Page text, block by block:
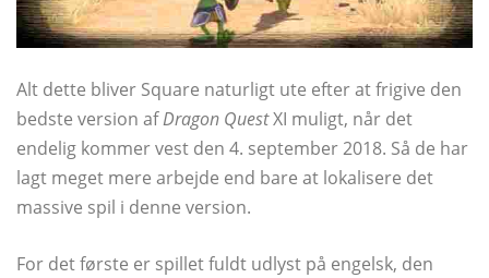
Alt dette bliver Square naturligt ute efter at frigive den
bedste version afDragon QuestXI muligt, når det
endelig kommer vest den 4. september 2018. Så de har
lagt meget mere arbejde end bare at lokalisere det
massive spil i denne version.
For det første er spillet fuldt udlyst på engelsk, den